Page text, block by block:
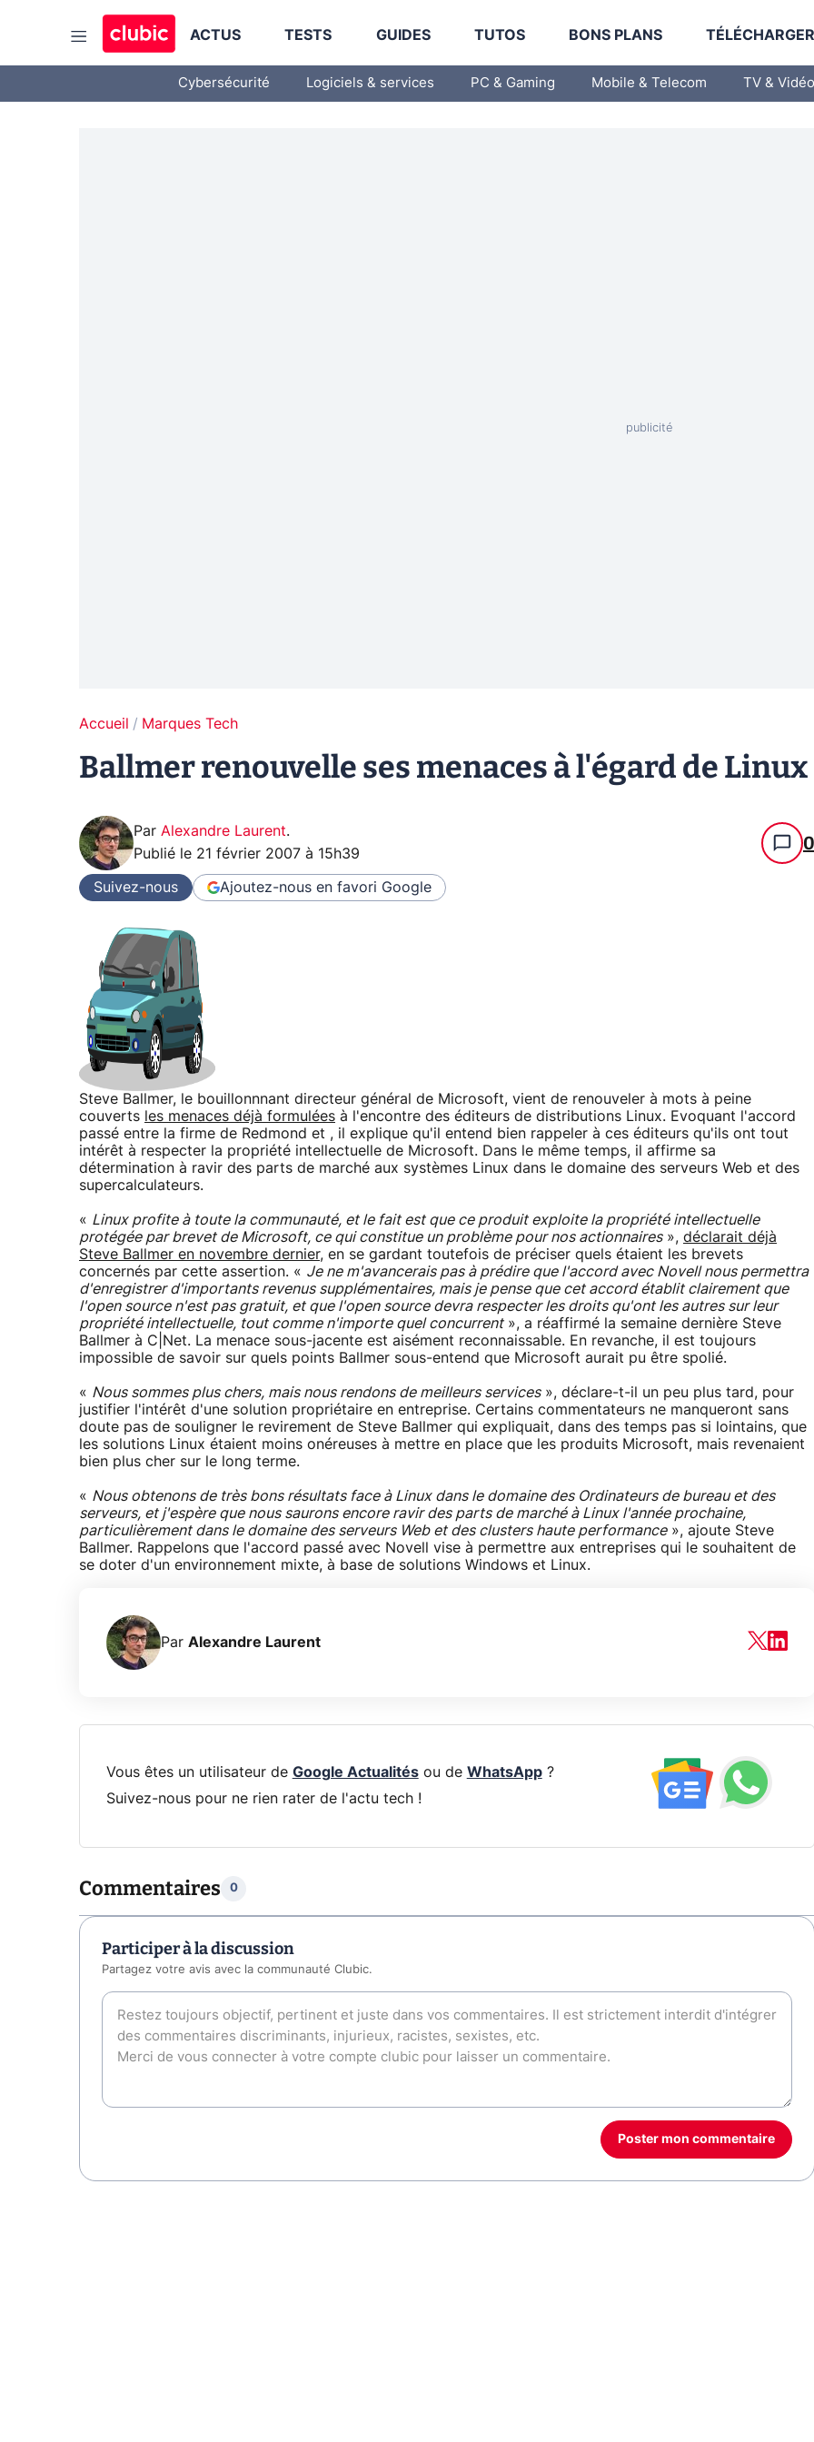
ACTUS TESTS GUIDES TUTOS BONS PLANS
Cybersécurité Logiciels & services PC & Gaming Mobile & Telecom TV & Vidéo
Accueil Marques Tech
Ballmer renouvelle ses menaces à l'égard de Linux
Par Alexandre Laurent.
Publié le 21 février 2007 à 15h39 0
Suivez-nous Ajoutez-nous en favori Google
Steve Ballmer, le bouillonnnant directeur général de Microsoft, vient de renouveler à mots à peine
couverts les menaces déjà formulées à l'encontre des éditeurs de distributions Linux. Evoquant l'accord
passé entre la firme de Redmond et , il explique qu'il entend bien rappeler à ces éditeurs qu'ils ont tout
intérêt à respecter la propriété intellectuelle de Microsoft. Dans le même temps, il affirme sa
détermination à ravir des parts de marché aux systèmes Linux dans le domaine des serveurs Web et des
supercalculateurs.
« Linux profite à toute la communauté, et le fait est que ce produit exploite la propriété intellectuelle
protégée par brevet de Microsoft, ce qui constitue un problème pour nos actionnaires», déclarait déjà
Steve Ballmer en novembre dernier, en se gardant toutefois de préciser quels étaient les brevets
concernés par cette assertion. « Je ne m'avancerais pas à prédire que l'accord avec Novell nous permettra
d'enregistrer d'importants revenus supplémentaires, mais je pense que cet accord établit clairement que
l'open source n'est pas gratuit, et que l'open source devra respecter les droits qu'ont les autres sur leur
propriété intellectuelle, tout comme n'importe quel concurrent», a réaffirmé la semaine dernière Steve
Ballmer à C|Net. La menace sous-jacente est aisément reconnaissable. En revanche, il est toujours
impossible de savoir sur quels points Ballmer sous-entend que Microsoft aurait pu être spolié.
« Nous sommes plus chers, mais nous rendons de meilleurs services», déclare-t-il un peu plus tard, pour
justifier l'intérêt d'une solution propriétaire en entreprise. Certains commentateurs ne manqueront sans
doute pas de souligner le revirement de Steve Ballmer qui expliquait, dans des temps pas si lointains, que
les solutions Linux étaient moins onéreuses à mettre en place que les produits Microsoft, mais revenaient
bien plus cher sur le long terme.
« Nous obtenons de très bons résultats face à Linux dans le domaine des Ordinateurs de bureau et des
serveurs, et j'espère que nous saurons encore ravir des parts de marché à Linux l'année prochaine,
particulièrement dans le domaine des serveurs Web et des clusters haute performance», ajoute Steve
Ballmer. Rappelons que l'accord passé avec Novell vise à permettre aux entreprises qui le souhaitent de
se doter d'un environnement mixte, à base de solutions Windows et Linux.
Par Alexandre Laurent
Vous êtes un utilisateur de Google Actualitésou de WhatsApp?
Suivez-nous pour ne rien rater de l'actu tech !
Commentaires 0
Participer à la discussion
Partagez votre avis avec la communauté Clubic.
Poster mon commentaire